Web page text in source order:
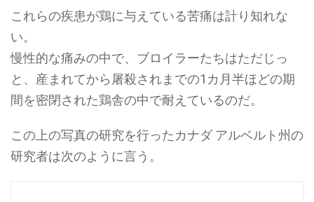
これらの疾患が鶏に与えている苦痛は計り知れな
い。
慢性的な痛みの中で、ブロイラーたちはただじっ
と、産まれてから屠殺されまでの1カ月半ほどの期
間を密閉された鶏舎の中で耐えているのだ。
この上の写真の研究を行ったカナダ アルベルト州の
研究者は次のように言う。